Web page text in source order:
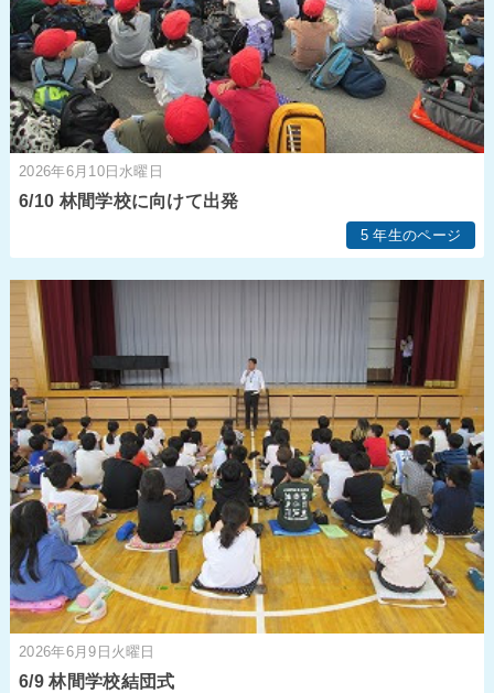
2026年6月10日水曜日
6/10 林間学校に向けて出発
5 年生のページ
2026年6月9日火曜日
6/9 林間学校結団式